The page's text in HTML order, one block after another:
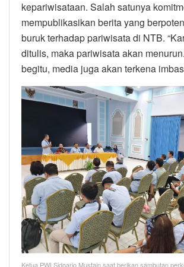
kepariwisataan. Salah satunya
mempublikasikan berita yang
buruk terhadap pariwisata di NTB.
ditulis, maka pariwisata akan
begitu, media juga akan terkena
Ketua PWI Sidoarjo Mustain saat berikan sambutan